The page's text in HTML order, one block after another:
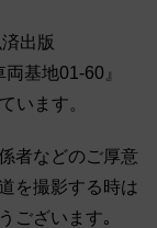
出版
基地01-60』
います。
者などのご厚意
を撮影する時は
ございます｡